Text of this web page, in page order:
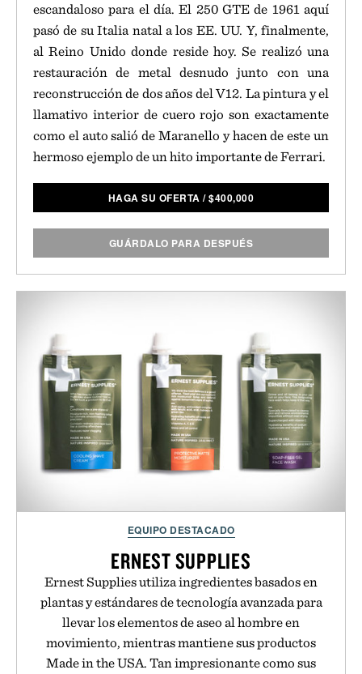
escandaloso para el día. El 250 GTE de 1961 aquí
pasó de su Italia natal a los EE. UU. Y, finalmente,
al Reino Unido donde reside hoy. Se realizó una
restauración de metal desnudo junto con una
reconstrucción de dos años del V12. La pintura y el
llamativo interior de cuero rojo son exactamente
como el auto salió de Maranello y hacen de este un
hermoso ejemplo de un hito importante de Ferrari.
HAGA SU OFERTA /$400,000
GUÁRDALO PARA DESPUÉS
EQUIPO DESTACADO
ERNEST SUPPLIES
Ernest Supplies utiliza ingredientes basados en
plantas y estándares de tecnología avanzada para
llevar los elementos de aseo al hombre en
movimiento, mientras mantiene sus productos
Made in the USA. Tan impresionante como sus